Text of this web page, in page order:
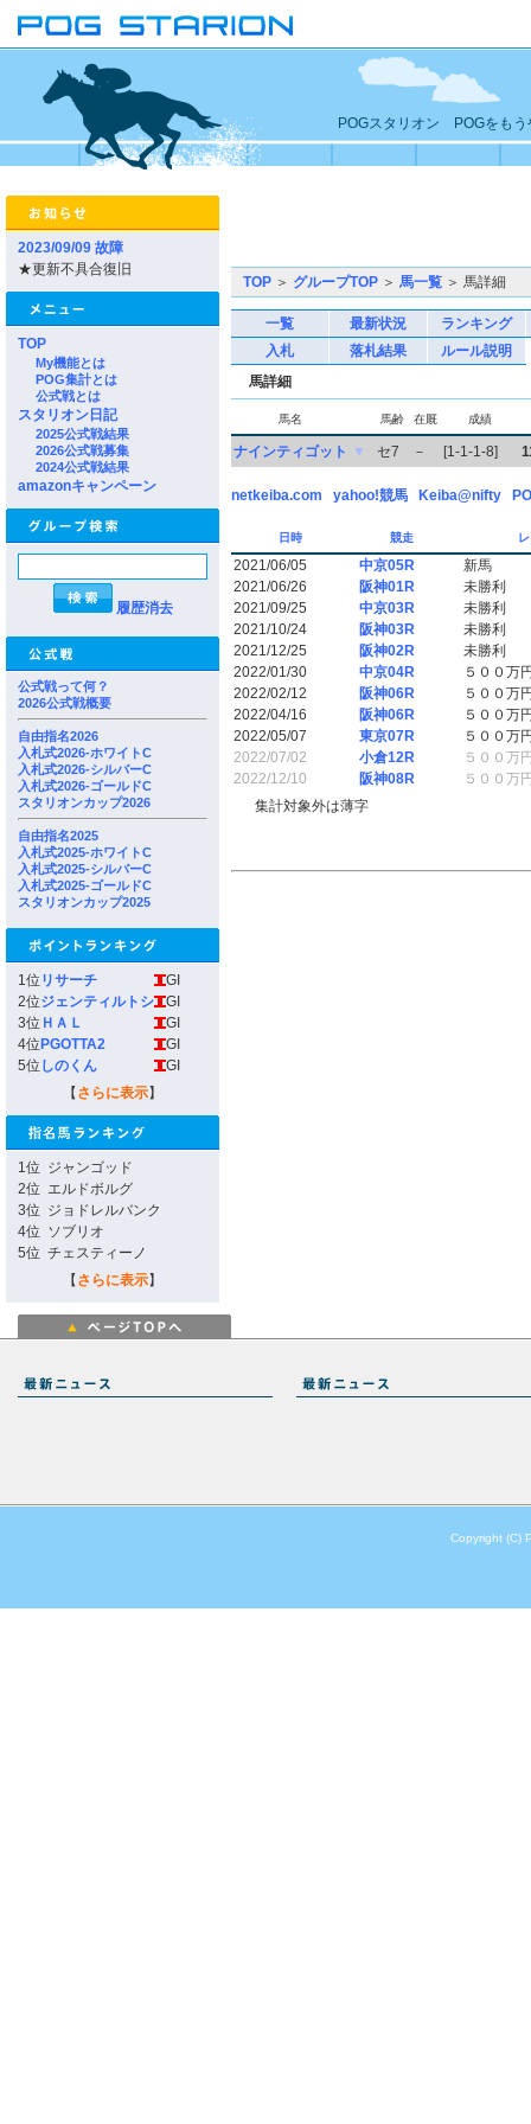
POGスタリオン POGをもう
2023/09/09 故障
★更新不具合復旧
TOP
My機能とは
POG集計とは
公式戦とは
スタリオン日記
2025公式戦結果
2026公式戦募集
2024公式戦結果
amazonキャンペーン
履歴消去
公式戦って何？
2026公式戦概要
自由指名2026
入札式2026-ホワイトC
入札式2026-シルバーC
入札式2026-ゴールドC
スタリオンカップ2026
自由指名2025
入札式2025-ホワイトC
入札式2025-シルバーC
入札式2025-ゴールドC
スタリオンカップ2025
1位 リサーチ
GI
2位ジェンティルトシ
GI
3位 ＨＡＬ
GI
4位 PGOTTA2
GI
5位 しのくん
GI
【 さらに表示】
1位 ジャンゴッド
2位 エルドボルグ
3位 ジョドレルバンク
4位 ソブリオ
5位 チェスティーノ
【 さらに表示】
TOP ＞ グループTOP ＞ 馬一覧 ＞ 馬詳細
一覧 最新状況
ランキング
入札
落札結果
ルール説明
馬詳細
馬名 馬齢 在厩 成績
ナインティゴット ▼ セ7 － [1-1-1-8]
netkeiba.com yahoo!競馬 Keiba@nifty
日時 競走
2021/06/05 中京05R
新馬
2021/06/26
阪神01R
未勝利
2021/09/25
中京03R
未勝利
2021/10/24
阪神03R
未勝利
2021/12/25
阪神02R
未勝利
2022/01/30
中京04R
５００万
2022/02/12
阪神06R
５００万
2022/04/16
阪神06R
５００万
2022/05/07
東京07R
５００万
2022/07/02
小倉12R
５００万
2022/12/10
阪神08R
５００万
集計対象外は薄字
Copyright (C)